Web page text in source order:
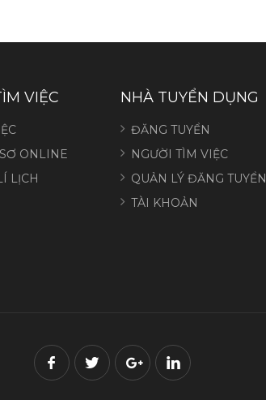
VIỆC
ONLINE
LỊCH
NHÀ TUYỂN DỤNG
ĐĂNG TUYỂN
NGƯỜI TÌM VIỆC
QUẢN LÝ ĐĂNG TUYỂN
TÀI KHOẢN